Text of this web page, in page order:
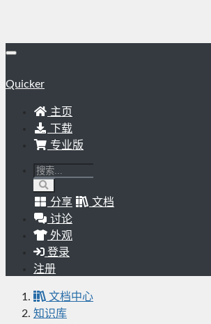
Quicker
主页
下载
专业版
分享
文档
讨论
外观
登录
注册
文档中心
知识库